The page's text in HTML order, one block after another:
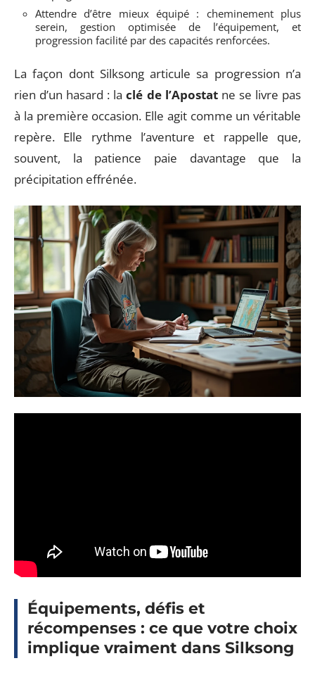
Attendre d’être mieux équipé : cheminement plus
serein, gestion optimisée de l’équipement, et
progression facilité par des capacités renforcées.
La façon dont Silksong articule sa progression n’a
rien d’un hasard : laclé de l’Apostatne se livre pas
à la première occasion. Elle agit comme un véritable
repère. Elle rythme l’aventure et rappelle que,
souvent, la patience paie davantage que la
précipitation effrénée.
Équipements, défis et
récompenses : ce que votre choix
implique vraiment dans Silksong